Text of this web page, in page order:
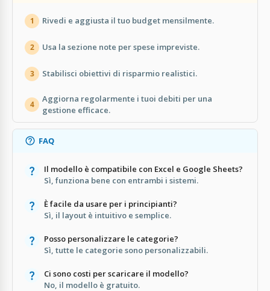
1 Rivedi e aggiusta il tuo budget mensilmente.
2 Usa la sezione note per spese impreviste.
3 Stabilisci obiettivi di risparmio realistici.
4
Aggiorna regolarmente i tuoi debiti per una
gestione efficace.
FAQ
Il modello è compatibile con Excel e Google Sheets?
Sì, funziona bene con entrambi i sistemi.
È facile da usare per i principianti?
Sì, il layout è intuitivo e semplice.
Posso personalizzare le categorie?
Sì, tutte le categorie sono personalizzabili.
Ci sono costi per scaricare il modello?
No, il modello è gratuito.